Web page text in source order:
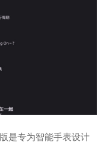
是专为智能手表设计